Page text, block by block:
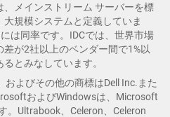
メインストリーム サーバーを標
規模システムと定義していま
は同率です。IDCでは、世界市場
が2社以上のベンダー間で1%以
とみなしています。
およびその他の商標はDell Inc.また
およびWindowsは、Microsoft
。Ultrabook、Celeron、Celeron